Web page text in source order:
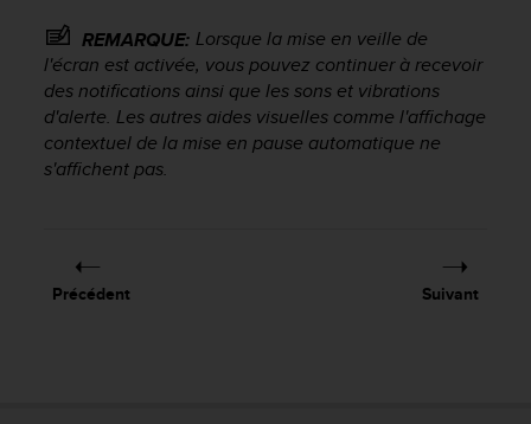
REMARQUE: Lorsque la mise en veille de
l'écran est activée, vous pouvez continuer à recevoir
des notifications ainsi que les sons et vibrations
d'alerte. Les autres aides visuelles comme l'affichage
contextuel de la mise en pause automatique ne
s'affichent pas.
Précédent Suivant